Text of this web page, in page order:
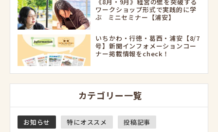
ワークショップ形式で実践的に学
ぶ ミニセミナー【浦安】
いちかわ・行徳・葛西・浦安【8/7
号】新聞インフォメーションコー
ナー掲載情報をcheck！
カテゴリー一覧
お知らせ 特にオススメ
投稿記事